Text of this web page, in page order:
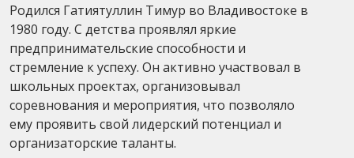
Родился Гатиятуллин Тимур во Владивостоке в
1980 году. С детства проявлял яркие
предпринимательские способности и
стремление к успеху. Он активно участвовал в
школьных проектах, организовывал
соревнования и мероприятия, что позволяло
ему проявить свой лидерский потенциал и
организаторские таланты.